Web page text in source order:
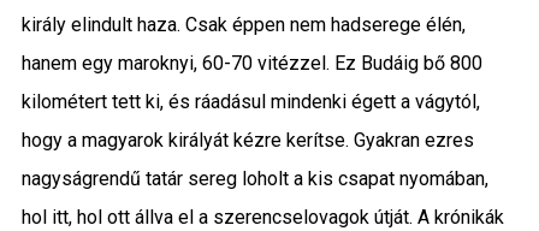
király elindult haza. Csak éppen nem hadserege élén,
hanem egy maroknyi, 60-70 vitézzel. Ez Budáig bő 800
kilométert tett ki, és ráadásul mindenki égett a vágytól,
hogy a magyarok királyát kézre kerítse. Gyakran ezres
nagyságrendű tatár sereg loholt a kis csapat nyomában,
hol itt, hol ott állva el a szerencselovagok útját. A krónikák